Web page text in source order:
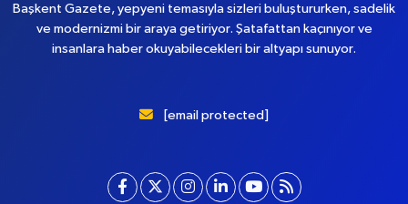
Başkent Gazete, yepyeni temasıyla sizleri buluştururken, sadelik
ve modernizmi bir araya getiriyor. Şatafattan kaçınıyor ve
insanlara haber okuyabilecekleri bir altyapı sunuyor.
[email protected]